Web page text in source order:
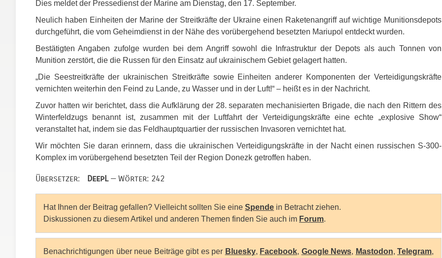
Dies meldet der Pressedienst der Marine am Dienstag, den 17. September.
Neulich haben Einheiten der Marine der Streitkräfte der Ukraine einen Raketenangriff auf wichtige Munitionsdepots
durchgeführt, die vom Geheimdienst in der Nähe des vorübergehend besetzten Mariupol entdeckt wurden.
Bestätigten Angaben zufolge wurden bei dem Angriff sowohl die Infrastruktur der Depots als auch Tonnen von
Munition zerstört, die die Russen für den Einsatz auf ukrainischem Gebiet gelagert hatten.
„Die Seestreitkräfte der ukrainischen Streitkräfte sowie Einheiten anderer Komponenten der Verteidigungskräfte
vernichten weiterhin den Feind zu Lande, zu Wasser und in der Luft!“ – heißt es in der Nachricht.
Zuvor hatten wir berichtet, dass die Aufklärung der 28. separaten mechanisierten Brigade, die nach den Rittern des
Winterfeldzugs benannt ist, zusammen mit der Luftfahrt der Verteidigungskräfte eine echte „explosive Show“
veranstaltet hat, indem sie das Feldhauptquartier der russischen Invasoren vernichtet hat.
Wir möchten Sie daran erinnern, dass die ukrainischen Verteidigungskräfte in der Nacht einen russischen S-300-
Komplex im vorübergehend besetzten Teil der Region Donezk getroffen haben.
Übersetzer: DeepL— Wörter: 242
Hat Ihnen der Beitrag gefallen? Vielleicht sollten Sie eine Spende in Betracht ziehen.
Diskussionen zu diesem Artikel und anderen Themen finden Sie auch im Forum.
Benachrichtigungen über neue Beiträge gibt es per Bluesky, Facebook, Google News, Mastodon, Telegram,